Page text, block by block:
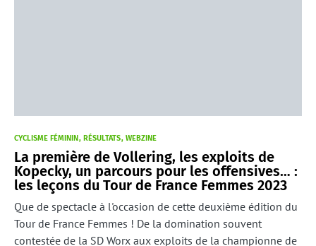
CYCLISME FÉMININ RÉSULTATS WEBZINE
La première de Vollering, les exploits de
Kopecky, un parcours pour les offensives… :
les leçons du Tour de France Femmes 2023
Que de spectacle à l'occasion de cette deuxième édition du
Tour de France Femmes ! De la domination souvent
contestée de la SD Worx aux exploits de la championne de